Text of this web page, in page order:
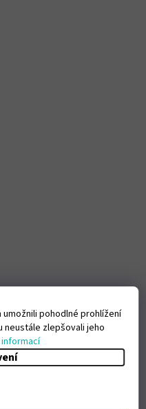
umožnili pohodlné prohlížení
neustále zlepšovali jeho
informací